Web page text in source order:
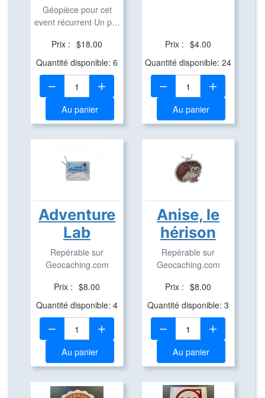
Géopièce pour cet
event récurrent Un p'tit
Prix : $18.00
Quantité disponible: 6
Quantité:
Au panier
Prix : $4.00
Quantité disponible: 24
Quantité:
Au panier
Adventure
Lab
Repérable sur
Geocaching.com
Prix : $8.00
Quantité disponible: 4
Quantité:
Au panier
Anise, le
hérison
Repérable sur
Geocaching.com
Prix : $8.00
Quantité disponible: 3
Quantité:
Au panier